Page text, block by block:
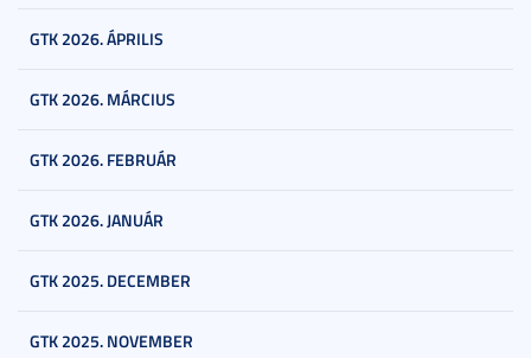
GTK 2026. ÁPRILIS
GTK 2026. MÁRCIUS
GTK 2026. FEBRUÁR
GTK 2026. JANUÁR
GTK 2025. DECEMBER
GTK 2025. NOVEMBER